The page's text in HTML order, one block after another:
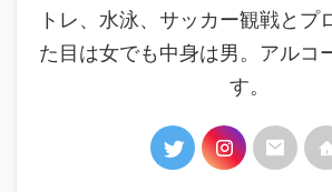
トレ、水泳、サッカー観戦とプ
た目は女でも中身は男。アルコ
す。